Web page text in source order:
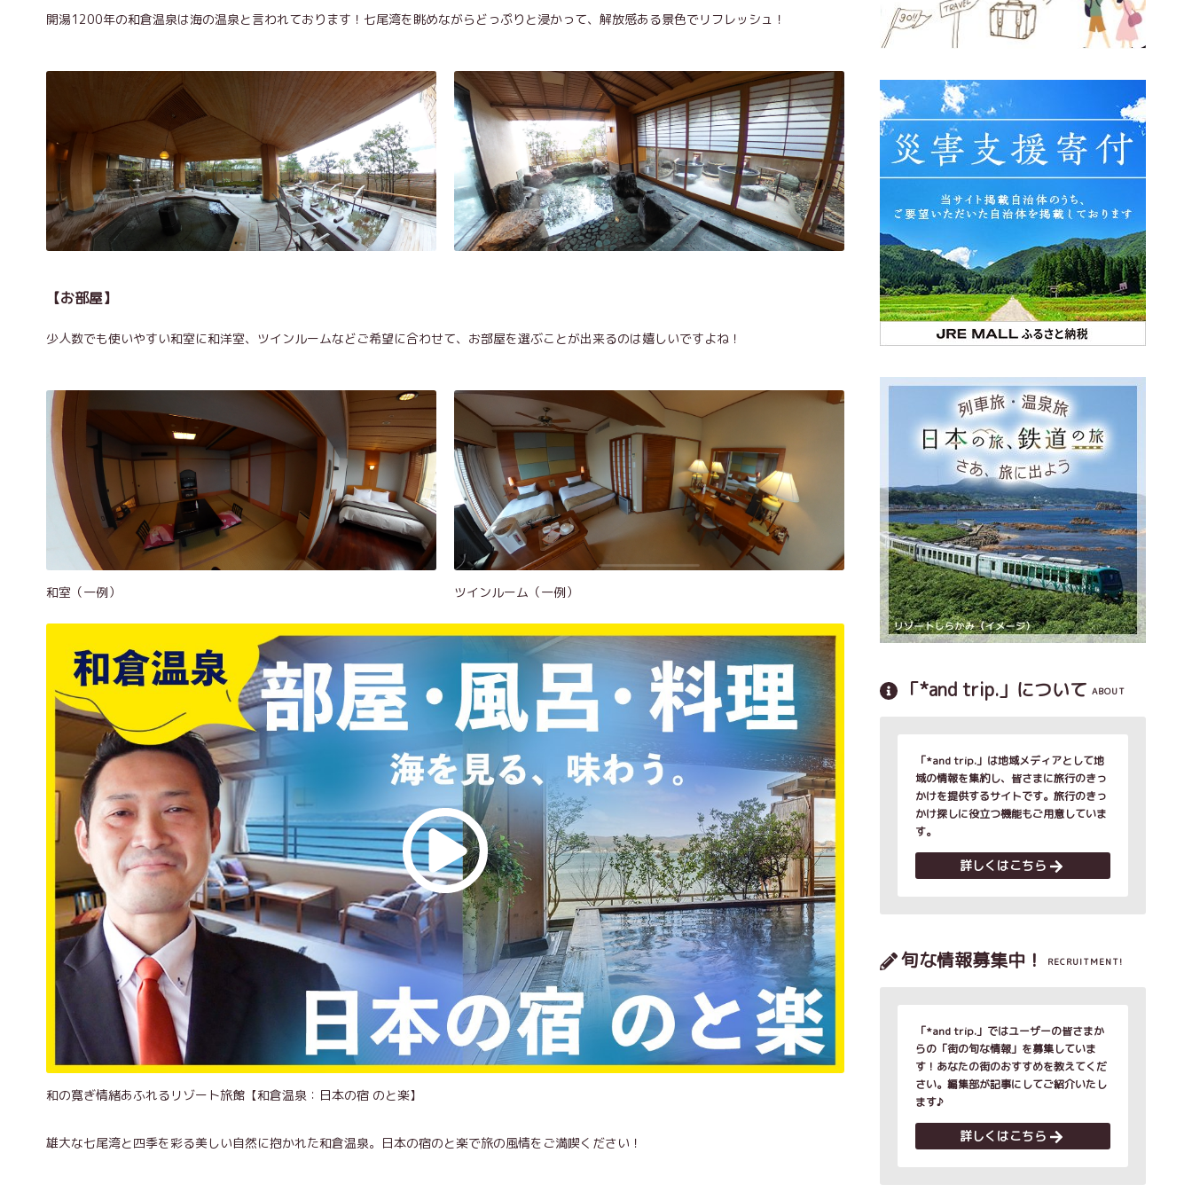
開湯1200年の和倉温泉は海の温泉と言われております！七尾湾を眺めながらどっぷりと浸かって、解放感ある景色でリフレッシュ！
【お部屋】
少人数でも使いやすい和室に和洋室、ツインルームなどご希望に合わせて、お部屋を選ぶことが出来るのは嬉しいですよね！
和室（一例） ツインルーム（一例）
和の寛ぎ情緒あふれるリゾート旅館【和倉温泉：日本の宿 のと楽】
雄大な七尾湾と四季を彩る美しい自然に抱かれた和倉温泉。日本の宿のと楽で旅の風情をご満喫ください！
「*and trip.」について ABOUT
「*and trip.」は地域メディアとして地
域の情報を集約し、皆さまに旅行のきっ
かけを提供するサイトです。旅行のきっ
かけ探しに役立つ機能もご用意していま
す。
詳しくはこちら
旬な情報募集中！ RECRUITMENT!
「*and trip.」ではユーザーの皆さまか
らの「街の旬な情報」を募集していま
す！あなたの街のおすすめを教えてくだ
さい。編集部が記事にしてご紹介いたし
ます♪
詳しくはこちら